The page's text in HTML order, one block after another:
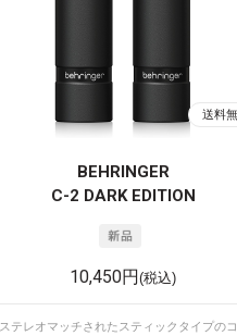
BEHRINGER
C-2 DARK EDITION
10,450円(税込)
ステレオマッチされたスティックタイプのコ